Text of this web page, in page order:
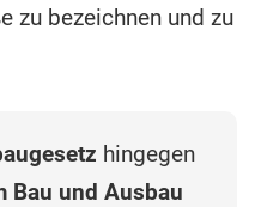
zu bezeichnen und zu
hingegen
Bau und Ausbau